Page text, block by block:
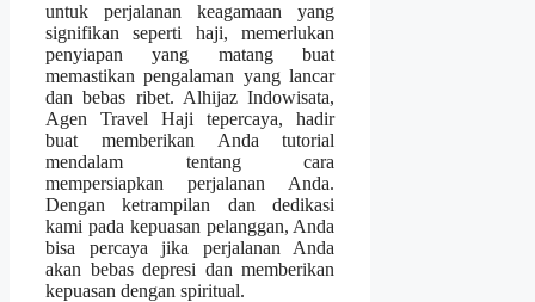
untuk perjalanan keagamaan yang
signifikan seperti haji, memerlukan
penyiapan yang matang buat
memastikan pengalaman yang lancar
dan bebas ribet. Alhijaz Indowisata,
Agen Travel Haji tepercaya, hadir
buat memberikan Anda tutorial
mendalam tentang cara
mempersiapkan perjalanan Anda.
Dengan ketrampilan dan dedikasi
kami pada kepuasan pelanggan, Anda
bisa percaya jika perjalanan Anda
akan bebas depresi dan memberikan
kepuasan dengan spiritual.